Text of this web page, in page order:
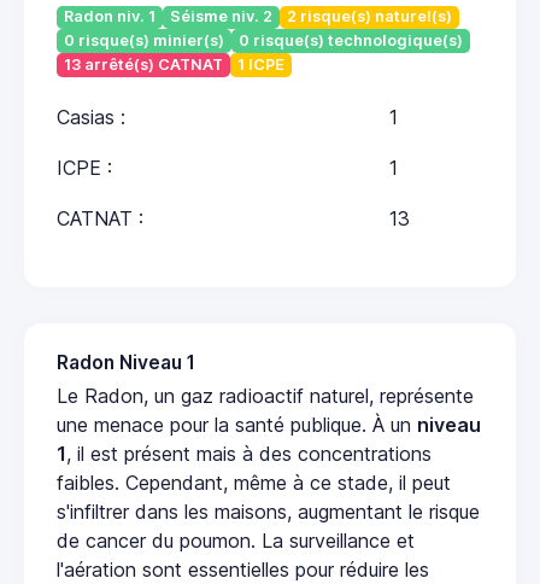
Radon niv. 1 Séisme niv. 2
2 risque(s) naturel(s)
0 risque(s) minier(s)
0 risque(s) technologique(s)
13 arrêté(s) CATNAT
1 ICPE
Casias : 1
ICPE : 1
CATNAT : 13
Radon Niveau 1
Le Radon, un gaz radioactif naturel, représente
une menace pour la santé publique. À un niveau
1, il est présent mais à des concentrations
faibles. Cependant, même à ce stade, il peut
s'infiltrer dans les maisons, augmentant le risque
de cancer du poumon. La surveillance et
l'aération sont essentielles pour réduire les